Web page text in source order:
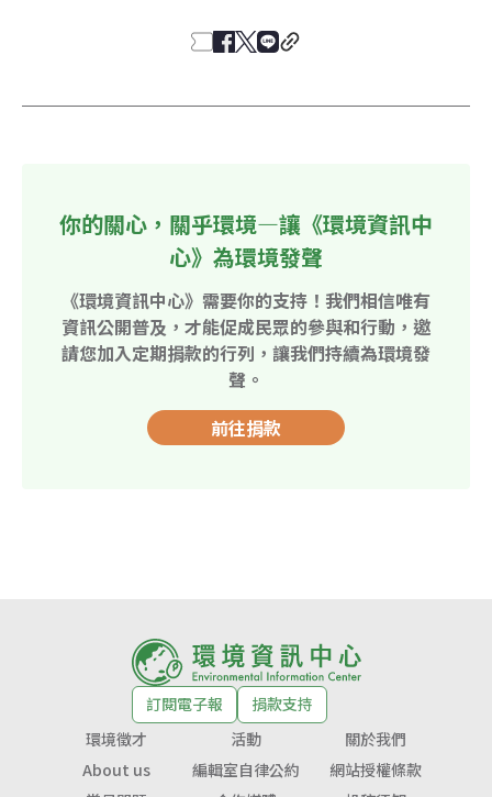
你的關心，關乎環境—讓《環境資訊中
心》為環境發聲
《環境資訊中心》需要你的支持！我們相信唯有
資訊公開普及，才能促成民眾的參與和行動，邀
請您加入定期捐款的行列，讓我們持續為環境發
聲。
前往捐款
訂閱電子報
捐款支持
環境徵才
活動
關於我們
About us
編輯室自律公約
網站授權條款